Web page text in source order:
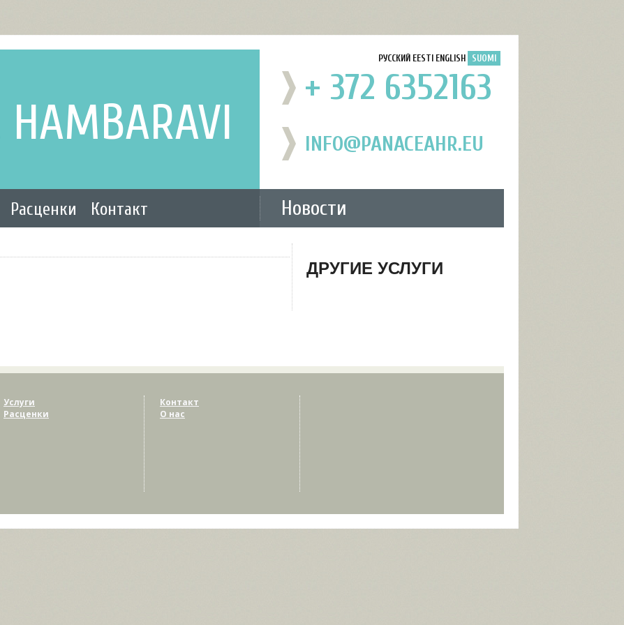
HAMBARAVI
+ 372 6352163
INFO@PANACEAHR.EU
РУССКИЙ EESTI ENGLISH SUOMI
Расценки Контакт Новости
ДРУГИЕ УСЛУГИ
Услуги
Расценки
Контакт
О нас